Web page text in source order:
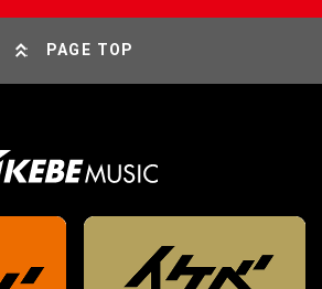
PAGE TOP